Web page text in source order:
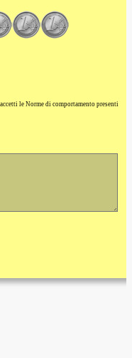
le Norme di comportamento presenti